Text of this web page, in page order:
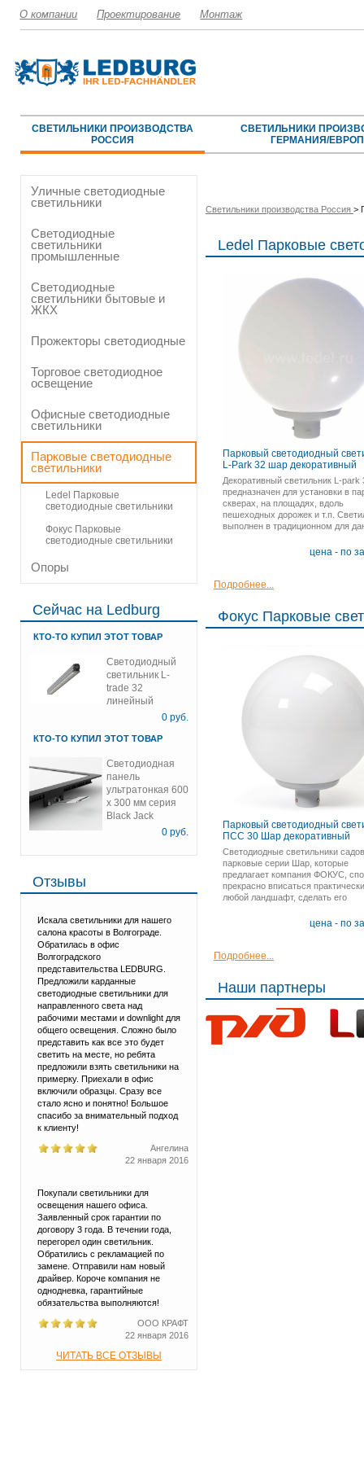
О компании Проектирование Монтаж
СВЕТИЛЬНИКИ ПРОИЗВОДСТВА
РОССИЯ
СВЕТИЛЬНИКИ
ГЕРМАНИЯ/
Уличные светодиодные
светильники
Светодиодные
светильники
промышленные
Светодиодные
светильники бытовые и
ЖКХ
Прожекторы светодиодные
Торговое светодиодное
освещение
Офисные светодиодные
светильники
Парковые светодиодные
светильники
Ledel Парковые
светодиодные светильники
Фокус Парковые
светодиодные светильники
Опоры
Сейчас на Ledburg
КТО-ТО КУПИЛ ЭТОТ ТОВАР
Светодиодный
светильник L-
trade 32
линейный
0руб.
КТО-ТО КУПИЛ ЭТОТ ТОВАР
Светодиодная
панель
ультратонкая 600
х 300 мм серия
Black Jack
0руб.
Отзывы
Искала светильники для нашего
салона красоты в Волгограде.
Обратилась в офис
Волгоградского
представительства LEDBURG.
Предложили карданные
светодиодные светильники для
направленного света над
рабочими местами и downlight для
общего освещения. Сложно было
представить как все это будет
светить на месте, но ребята
предложили взять светильники на
примерку. Приехали в офис
включили образцы. Сразу все
стало ясно и понятно! Большое
спасибо за внимательный подход
к клиенту!
Ангелина
22 января 2016
Покупали светильники для
освещения нашего офиса.
Заявленный срок гарантии по
договору 3 года. В течении года,
перегорел один светильник.
Обратились с рекламацией по
замене. Отправили нам новый
драйвер. Короче компания не
однодневка, гарантийные
обязательства выполняются!
ООО КРАФТ
22 января 2016
ЧИТАТЬ ВСЕ ОТЗЫВЫ
Светильники производства Россия >
Ledel Парковые
Парковый светодиодный
L-Park 32 шар декоративный
Декоративный светильник L-park
предназначен для установки в
скверах, на площадях, вдоль
пешеходных дорожек и т.п.
выполнен в традиционном для
цена - по
Подробнее...
Фокус Парковые
Парковый светодиодный
ПСС 30 Шар декоративный
Светодиодные светильники
парковые серии Шар, которые
предлагает компания ФОКУС,
прекрасно вписаться
любой ландшафт, сделать его
цена - по
Подробнее...
Наши партнеры